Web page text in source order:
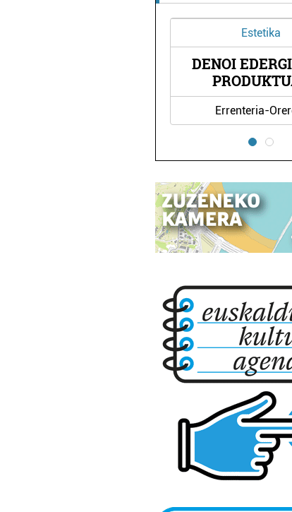
DENOI EDERGINTZA
PRODUKTUAK
Errenteria-Orereta